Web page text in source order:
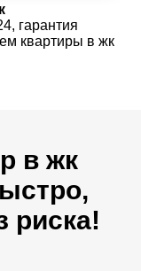
гарантия
квартиры в жк
в жк
риска!